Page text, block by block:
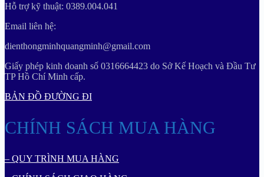
Hỗ trợ kỹ thuật: 0389.004.041
Email liên hệ:
dienthongminhquangminh@gmail.com
Giấy phép kinh doanh số 0316664423 do Sở Kế Hoạch và Đầu Tư
TP Hồ Chí Minh cấp.
BẢN ĐỒ ĐƯỜNG ĐI
CHÍNH SÁCH MUA HÀNG
– QUY TRÌNH MUA HÀNG